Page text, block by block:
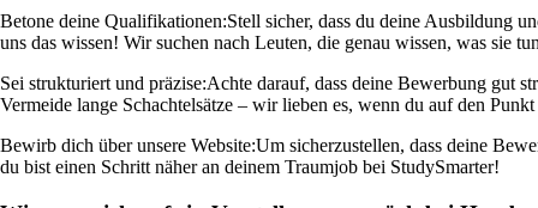
Betone deine Qualifikationen:Stell sicher, dass du deine Ausbildung
uns das wissen! Wir suchen nach Leuten, die genau wissen, was sie
Sei strukturiert und präzise:Achte darauf, dass deine Bewerbung gut
Vermeide lange Schachtelsätze – wir lieben es, wenn du auf den
Bewirb dich über unsere Website:Um sicherzustellen, dass deine
du bist einen Schritt näher an deinem Traumjob bei StudySmarter!